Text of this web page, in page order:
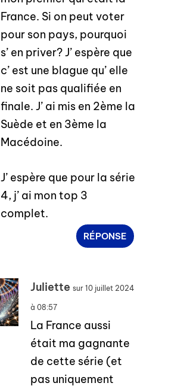
France. Si on peut voter
pour son pays, pourquoi
s’ en priver? J’ espère que
c’ est une blague qu’ elle
ne soit pas qualifiée en
finale. J’ ai mis en 2ème la
Suède et en 3ème la
Macédoine.
J’ espère que pour la série
4, j’ ai mon top 3
complet.
RÉPONSE
Juliette sur 10 juillet 2024
à 08:57
La France aussi
était ma gagnante
de cette série (et
pas uniquement